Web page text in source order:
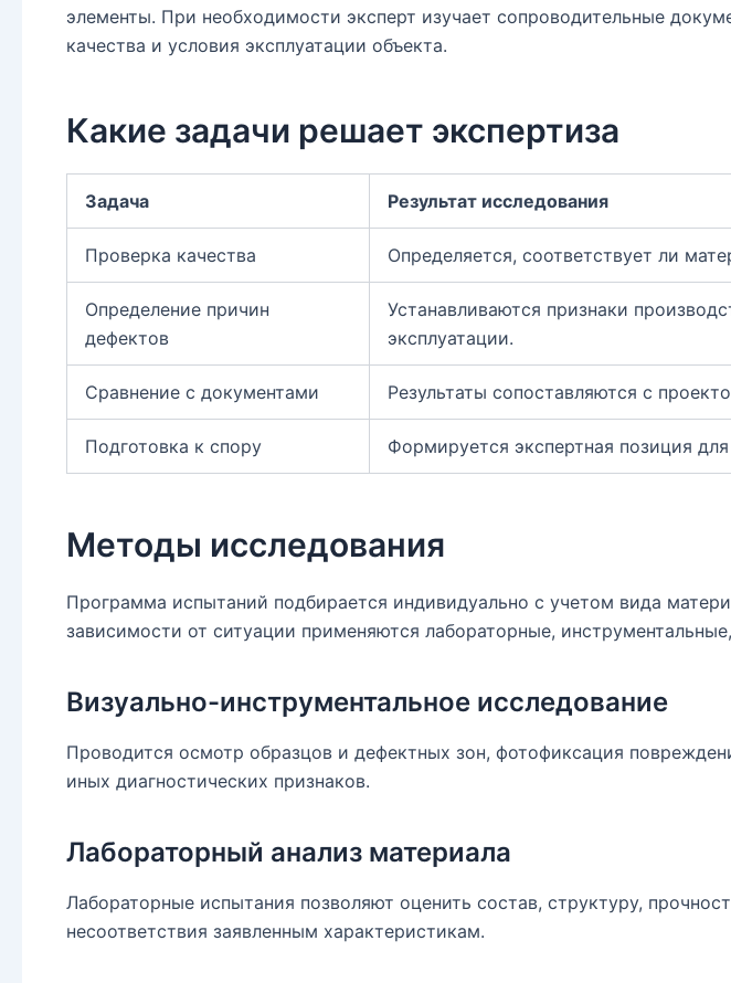
элементы. При необходимости эксперт изучает сопроводительные
качества и условия эксплуатации объекта.
Какие задачи решает экспертиза
Задача Результат исследования
Проверка качества Определяется, соответствует ли
Определение причин
дефектов
Устанавливаются признаки
эксплуатации.
Сравнение с документами Результаты сопоставляются с
Подготовка к спору Формируется экспертная позиция
Методы исследования
Программа испытаний подбирается индивидуально с учетом вида
зависимости от ситуации применяются лабораторные,
Визуально-инструментальное исследование
Проводится осмотр образцов и дефектных зон, фотофиксация
иных диагностических признаков.
Лабораторный анализ материала
Лабораторные испытания позволяют оценить состав, структуру,
несоответствия заявленным характеристикам.